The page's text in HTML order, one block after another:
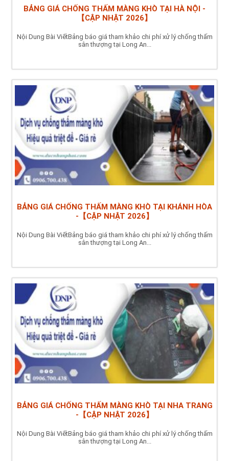
BẢNG GIÁ CHỐNG THẤM MÀNG KHÒ TẠI HÀ NỘI -
【CẬP NHẬT 2026】
Nội Dung Bài ViếtBảng báo giá tham khảo chi phí xử lý chống thấm
sân thượng tại Long An...
BẢNG GIÁ CHỐNG THẤM MÀNG KHÒ TẠI KHÁNH HÒA
-【CẬP NHẬT 2026】
Nội Dung Bài ViếtBảng báo giá tham khảo chi phí xử lý chống thấm
sân thượng tại Long An...
BẢNG GIÁ CHỐNG THẤM MÀNG KHÒ TẠI NHA TRANG
-【CẬP NHẬT 2026】
Nội Dung Bài ViếtBảng báo giá tham khảo chi phí xử lý chống thấm
sân thượng tại Long An...